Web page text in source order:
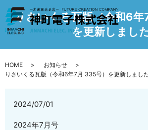
りさいくる瓦版（令和6
を更新しまし
HOME
お知らせ
りさいくる瓦版（令和6年7月 335号）を更新しまし
2024/07/01
2024年7月号